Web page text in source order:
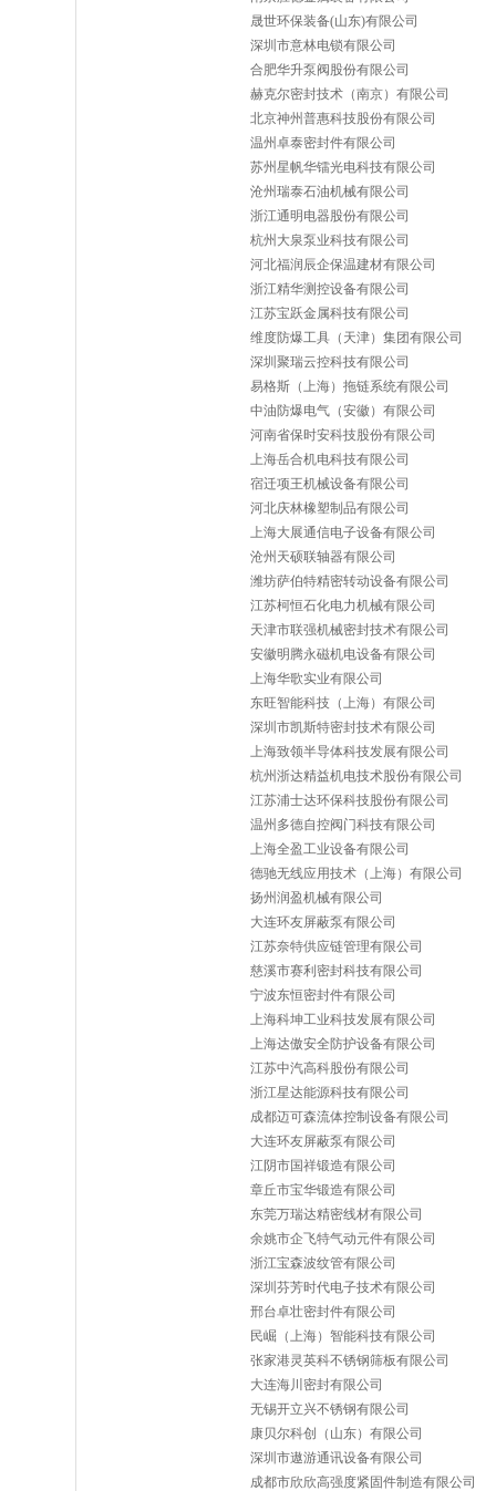
晟世环保装备(山东)有限公司
深圳市意林电锁有限公司
合肥华升泵阀股份有限公司
赫克尔密封技术（南京）有限公司
北京神州普惠科技股份有限公司
温州卓泰密封件有限公司
苏州星帆华镭光电科技有限公司
沧州瑞泰石油机械有限公司
浙江通明电器股份有限公司
杭州大泉泵业科技有限公司
河北福润辰企保温建材有限公司
浙江精华测控设备有限公司
江苏宝跃金属科技有限公司
维度防爆工具（天津）集团有限公司
深圳聚瑞云控科技有限公司
易格斯（上海）拖链系统有限公司
中油防爆电气（安徽）有限公司
河南省保时安科技股份有限公司
上海岳合机电科技有限公司
宿迁项王机械设备有限公司
河北庆林橡塑制品有限公司
上海大展通信电子设备有限公司
沧州天硕联轴器有限公司
潍坊萨伯特精密转动设备有限公司
江苏柯恒石化电力机械有限公司
天津市联强机械密封技术有限公司
安徽明腾永磁机电设备有限公司
上海华歌实业有限公司
东旺智能科技（上海）有限公司
深圳市凯斯特密封技术有限公司
上海致领半导体科技发展有限公司
杭州浙达精益机电技术股份有限公司
江苏浦士达环保科技股份有限公司
温州多德自控阀门科技有限公司
上海全盈工业设备有限公司
德驰无线应用技术（上海）有限公司
扬州润盈机械有限公司
大连环友屏蔽泵有限公司
江苏奈特供应链管理有限公司
慈溪市赛利密封科技有限公司
宁波东恒密封件有限公司
上海科坤工业科技发展有限公司
上海达傲安全防护设备有限公司
江苏中汽高科股份有限公司
浙江星达能源科技有限公司
成都迈可森流体控制设备有限公司
大连环友屏蔽泵有限公司
江阴市国祥锻造有限公司
章丘市宝华锻造有限公司
东莞万瑞达精密线材有限公司
余姚市企飞特气动元件有限公司
浙江宝森波纹管有限公司
深圳芬芳时代电子技术有限公司
邢台卓壮密封件有限公司
民崛（上海）智能科技有限公司
张家港灵英科不锈钢筛板有限公司
大连海川密封有限公司
无锡开立兴不锈钢有限公司
康贝尔科创（山东）有限公司
深圳市遨游通讯设备有限公司
成都市欣欣高强度紧固件制造有限公司